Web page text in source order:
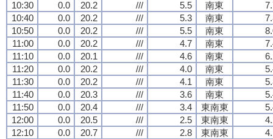
10:30
0.0 20.2 /// 5.5 南東
10:40
0.0 20.2 /// 5.3 南東
10:50
0.0 20.2 /// 5.5 南東
11:00
0.0 20.2 /// 4.7 南東
11:10
0.0 20.1 /// 4.6 南東
11:20
0.0 20.2 /// 4.0 南東
11:30
0.0 20.2 /// 4.1 南東
11:40
0.0 20.3 /// 3.6 南東
11:50
0.0 20.4 /// 3.4 東南東
12:00
0.0 20.5 /// 2.5 東南東
12:10
0.0 20.7 /// 2.8 東南東